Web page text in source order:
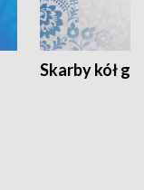
Skarby kół